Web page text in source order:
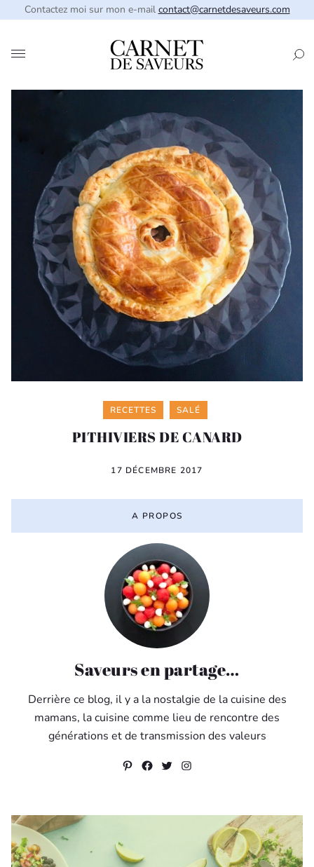
Contactez moi sur mon e-mail contact@carnetdesaveurs.com
Categories
RECETTES SALÉ
PITHIVIERS DE CANARD
17 DÉCEMBRE 2017
A PROPOS
Saveurs en partage…
Derrière ce blog, il y a la nostalgie de la cuisine des
mamans, la cuisine comme lieu de rencontre des
générations et de transmission des valeurs
Pinterest
Facebook
Twitter
Instagram